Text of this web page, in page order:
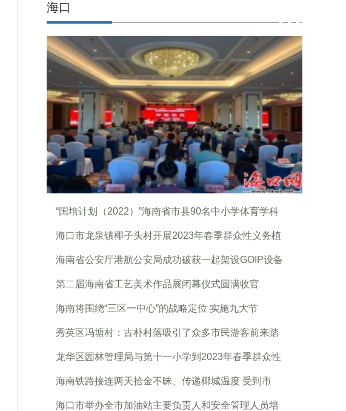
海口
“国培计划（2022）”海南省市县90名中小学体育学科
海口市龙泉镇椰子头村开展2023年春季群众性义务植
海南省公安厅港航公安局成功破获一起架设GOIP设备
第二届海南省工艺美术作品展闭幕仪式圆满收官
海南将围绕“三区一中心”的战略定位 实施九大节
秀英区冯塘村：古朴村落吸引了众多市民游客前来踏
龙华区园林管理局与第十一小学到2023年春季群众性
海南铁路接连两天拾金不昧、传递椰城温度 受到市
海口市举办全市加油站主要负责人和安全管理人员培